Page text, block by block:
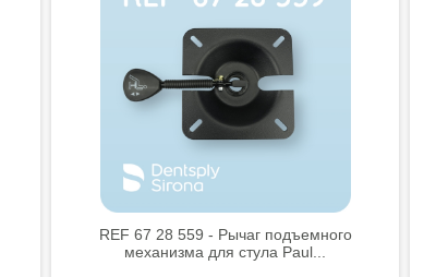
REF 67 28 559 - Рычаг подъемного
механизма для стула Paul...